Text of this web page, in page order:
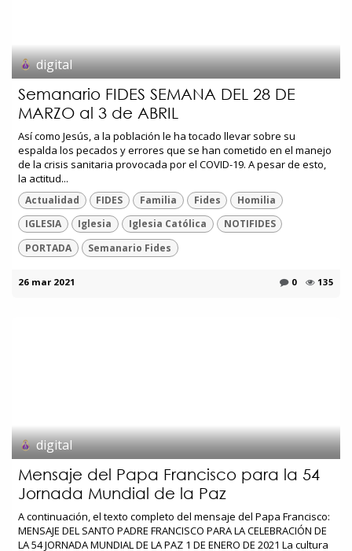
digital
Semanario FIDES SEMANA DEL 28 DE
MARZO al 3 de ABRIL
Así como Jesús, a la población le ha tocado llevar sobre su
espalda los pecados y errores que se han cometido en el manejo
de la crisis sanitaria provocada por el COVID-19. A pesar de esto,
la actitud...
Actualidad FIDES Familia Fides
Homilia
IGLESIA
Iglesia Iglesia Católica
NOTIFIDES
PORTADA
Semanario Fides
26 mar 2021 0 135
digital
Mensaje del Papa Francisco para la 54
Jornada Mundial de la Paz
A continuación, el texto completo del mensaje del Papa Francisco:
MENSAJE DEL SANTO PADRE FRANCISCO PARA LA CELEBRACIÓN DE
LA 54 JORNADA MUNDIAL DE LA PAZ 1 DE ENERO DE 2021 La cultura